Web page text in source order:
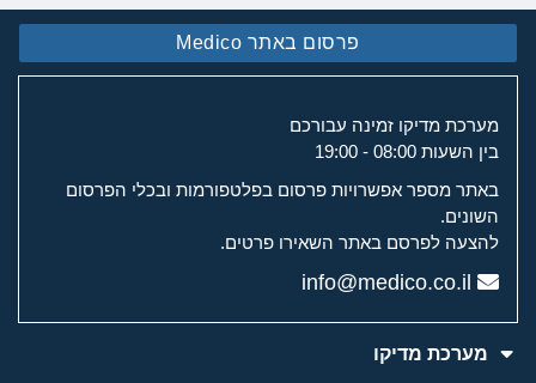
פרסום באתר Medico
מערכת מדיקו זמינה עבורכם
בין השעות 08:00 - 19:00
באתר מספר אפשרויות פרסום בפלטפורמות ובכלי הפרסום
השונים.
להצעה לפרסם באתר השאירו פרטים.
info@medico.co.il
מערכת מדיקו